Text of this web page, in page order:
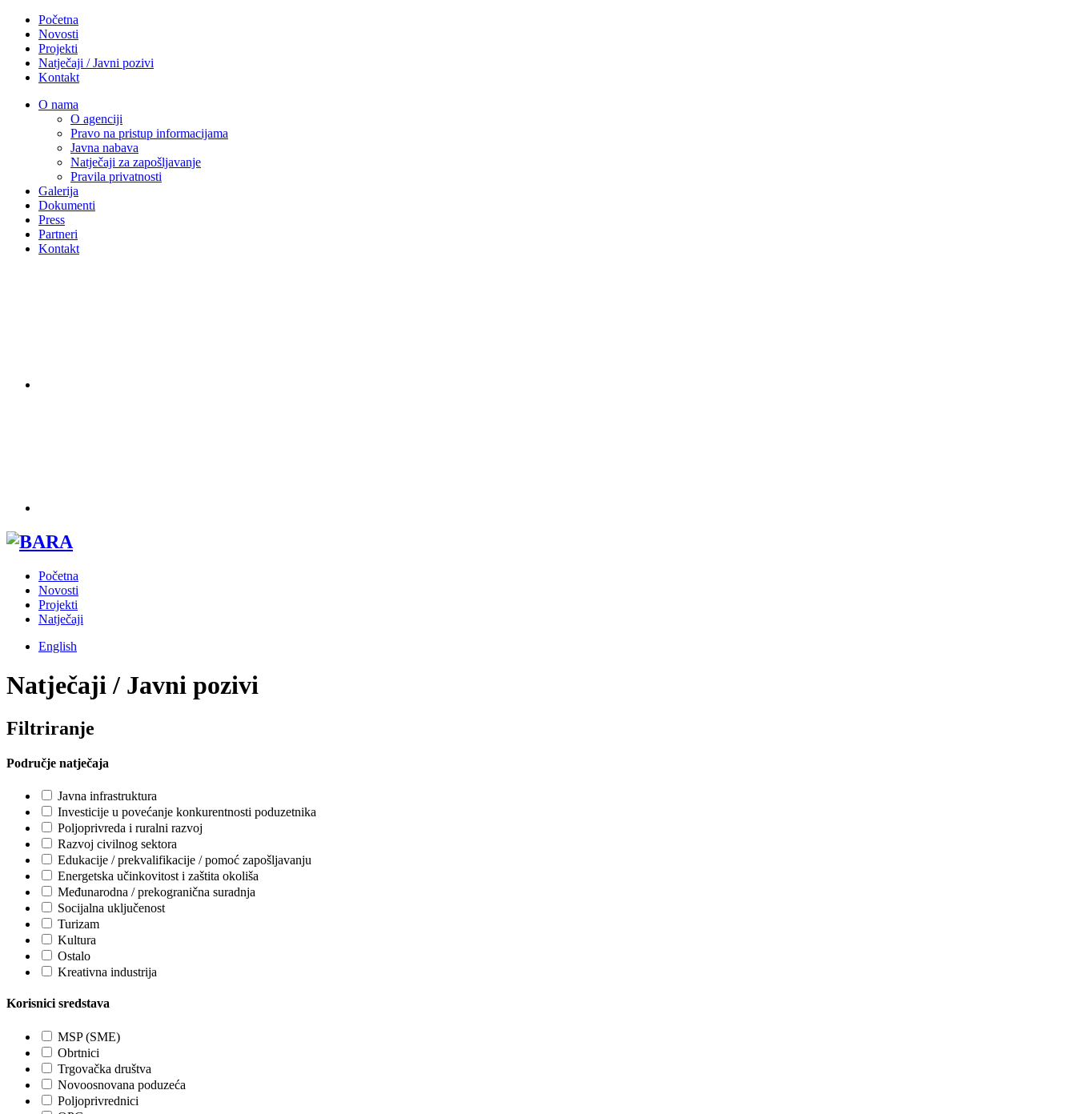
Početna
Novosti
Projekti
Natječaji / Javni pozivi
Kontakt
O nama
O agenciji
Pravo na pristup informacijama
Javna nabava
Natječaji za zapošljavanje
Pravila privatnosti
Galerija
Dokumenti
Press
Partneri
Kontakt
Početna
Novosti
Projekti
Natječaji
English
Natječaji / Javni pozivi
Filtriranje
Područje natječaja
Javna infrastruktura
Investicije u povećanje konkurentnosti poduzetnika
Poljoprivreda i ruralni razvoj
Razvoj civilnog sektora
Edukacije / prekvalifikacije / pomoć zapošljavanju
Energetska učinkovitost i zaštita okoliša
Međunarodna / prekogranična suradnja
Socijalna uključenost
Turizam
Kultura
Ostalo
Kreativna industrija
Korisnici sredstava
MSP (SME)
Obrtnici
Trgovačka društva
Novoosnovana poduzeća
Poljoprivrednici